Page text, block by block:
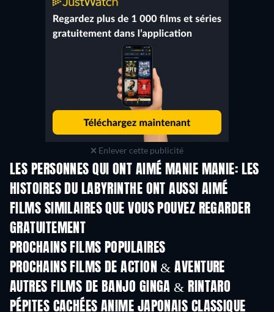
Enlever cette publicité
LES PERSONNES QUI ONT AIMÉ MANIE MANIE: LES
HISTOIRES DU LABYRINTHE ONT AUSSI AIMÉ
FILMS SIMILAIRES QUE VOUS POUVEZ REGARDER
GRATUITEMENT
PROCHAINS FILMS POPULAIRES
PROCHAINS FILMS DE ACTION & AVENTURE
AUTRES FILMS DE BANJO GINGA & RINTARO
PÉPITES CACHÉES ANIME JAPONAIS CLASSIQUE
Série